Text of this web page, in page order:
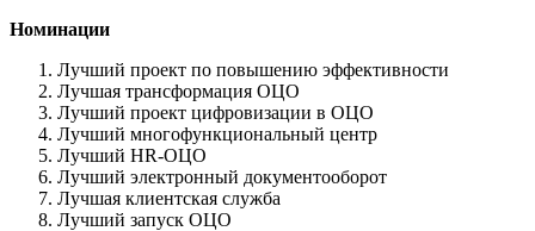
Номинации
Лучший проект по повышению эффективности
Лучшая трансформация ОЦО
Лучший проект цифровизации в ОЦО
Лучший многофункциональный центр
Лучший HR-ОЦО
Лучший электронный документооборот
Лучшая клиентская служба
Лучший запуск ОЦО